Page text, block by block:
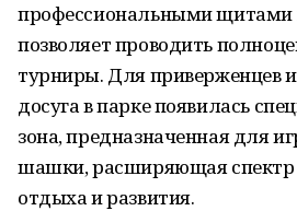
профессиональными щитами
позволяет проводить
турниры. Для приверженцев
досуга в парке появилась
зона, предназначенная для
шашки, расширяющая
отдыха и развития.